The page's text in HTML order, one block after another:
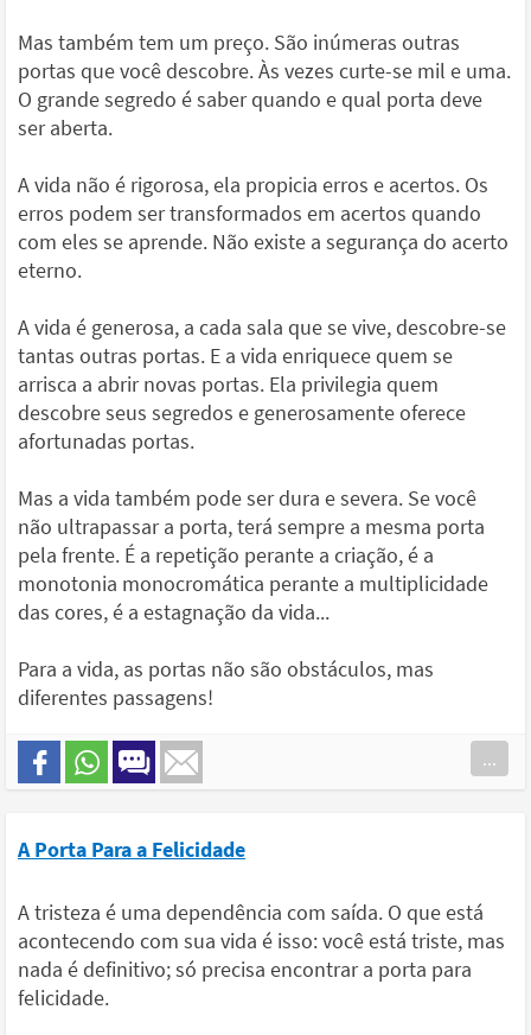
Mas também tem um preço. São inúmeras outras
portas que você descobre. Às vezes curte-se mil e uma.
O grande segredo é saber quando e qual porta deve
ser aberta.
A vida não é rigorosa, ela propicia erros e acertos. Os
erros podem ser transformados em acertos quando
com eles se aprende. Não existe a segurança do acerto
eterno.
A vida é generosa, a cada sala que se vive, descobre-se
tantas outras portas. E a vida enriquece quem se
arrisca a abrir novas portas. Ela privilegia quem
descobre seus segredos e generosamente oferece
afortunadas portas.
Mas a vida também pode ser dura e severa. Se você
não ultrapassar a porta, terá sempre a mesma porta
pela frente. É a repetição perante a criação, é a
monotonia monocromática perante a multiplicidade
das cores, é a estagnação da vida...
Para a vida, as portas não são obstáculos, mas
diferentes passagens!
...
A Porta Para a Felicidade
A tristeza é uma dependência com saída. O que está
acontecendo com sua vida é isso: você está triste, mas
nada é definitivo; só precisa encontrar a porta para
felicidade.